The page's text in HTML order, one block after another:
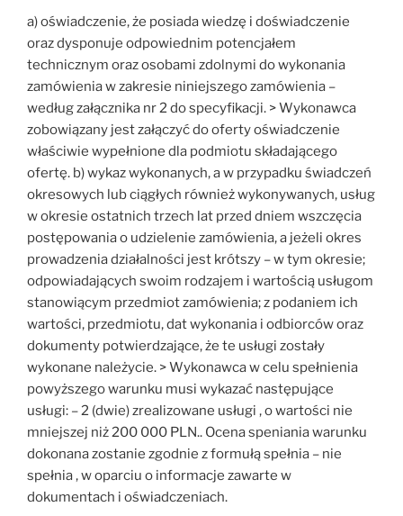
a) oświadczenie, że posiada wiedzę i doświadczenie
oraz dysponuje odpowiednim potencjałem
technicznym oraz osobami zdolnymi do wykonania
zamówienia w zakresie niniejszego zamówienia –
według załącznika nr 2 do specyfikacji. > Wykonawca
zobowiązany jest załączyć do oferty oświadczenie
właściwie wypełnione dla podmiotu składającego
ofertę. b) wykaz wykonanych, a w przypadku świadczeń
okresowych lub ciągłych również wykonywanych, usług
w okresie ostatnich trzech lat przed dniem wszczęcia
postępowania o udzielenie zamówienia, a jeżeli okres
prowadzenia działalności jest krótszy – w tym okresie;
odpowiadających swoim rodzajem i wartością usługom
stanowiącym przedmiot zamówienia; z podaniem ich
wartości, przedmiotu, dat wykonania i odbiorców oraz
dokumenty potwierdzające, że te usługi zostały
wykonane należycie. > Wykonawca w celu spełnienia
powyższego warunku musi wykazać następujące
usługi: – 2 (dwie) zrealizowane usługi , o wartości nie
mniejszej niż 200 000 PLN.. Ocena speniania warunku
dokonana zostanie zgodnie z formułą spełnia – nie
spełnia , w oparciu o informacje zawarte w
dokumentach i oświadczeniach.